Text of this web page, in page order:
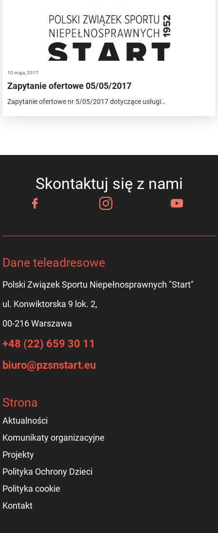
10 maja, 2017
Zapytanie ofertowe 05/05/2017
Zapytanie ofertowe nr 5/05/2017 dotyczące usługi…
Skontaktuj się z nami
Dane teleadresowe
Polski Związek Sportu Niepełnosprawnych "Start"
ul. Konwiktorska 9 lok. 2,
00-216 Warszawa
+48 (22) 659 30 11
biuro@pzsnstart.eu
Strona
Aktualności
Komunikaty organizacyjne
Projekty
Polityka Ochrony Dzieci
Polityka cookie
Kontakt